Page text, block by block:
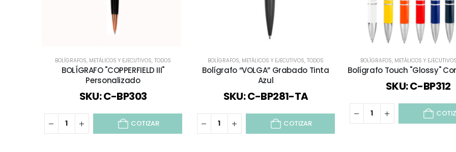
BOLÍGRAFOS, METÁLICOS Y EJECUTIVOS, TODOS
BOLÍGRAFO "COPPERFIELD III"
Personalizado
SKU: C-BP303
COTIZAR
BOLÍGRAFOS, METÁLICOS Y EJECUTIVOS, TODOS
Bolígrafo “VOLGA” Grabado Tinta
Azul
SKU: C-BP281-TA
COTIZAR
BOLÍGRAFOS, METÁLICOS Y
Bolígrafo Touch "Glossy"
SKU: C-BP312